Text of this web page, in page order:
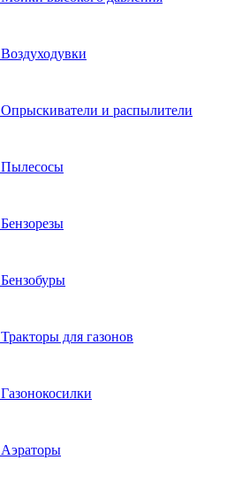
Воздуходувки
Опрыскиватели и распылители
Пылесосы
Бензорезы
Бензобуры
Тракторы для газонов
Газонокосилки
Аэраторы